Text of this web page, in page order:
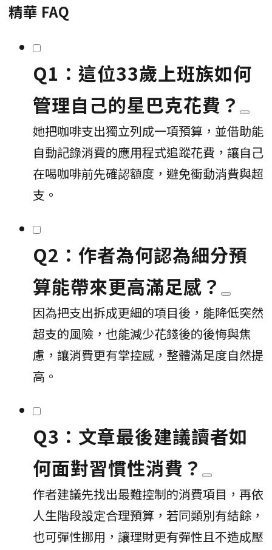
精華 FAQ
Q1：這位33歲上班族如何
管理自己的星巴克花費？
她把咖啡支出獨立列成一項預算，並借助能
自動記錄消費的應用程式追蹤花費，讓自己
在喝咖啡前先確認額度，避免衝動消費與超
支。
Q2：作者為何認為細分預
算能帶來更高滿足感？
因為把支出拆成更細的項目後，能降低突然
超支的風險，也能減少花錢後的後悔與焦
慮，讓消費更有掌控感，整體滿足度自然提
高。
Q3：文章最後建議讀者如
何面對習慣性消費？
作者建議先找出最難控制的消費項目，再依
人生階段設定合理預算，若同類別有結餘，
也可彈性挪用，讓理財更有彈性且不造成壓